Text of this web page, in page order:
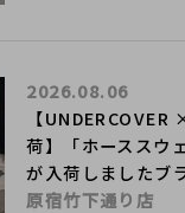
【
荷】「ホーススウ
が入荷しましたブ
2026.08.06
原宿竹下通り店